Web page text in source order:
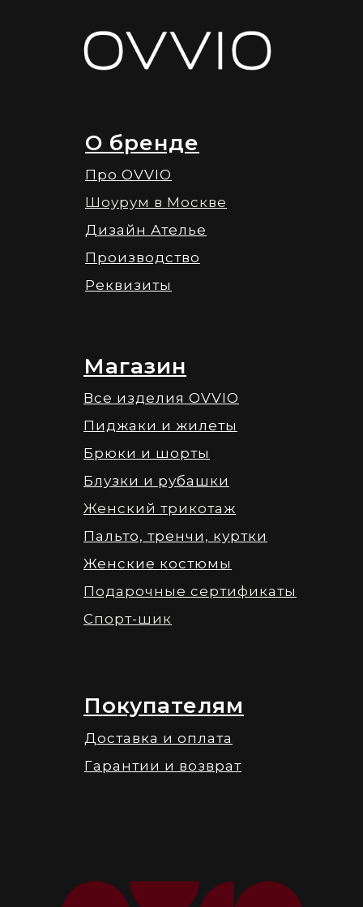
Про OVVIO
Шоурум в Москве
Дизайн Ателье
Производство
Реквизиты
О бренде
Доставка и оплата
Гарантии и возврат
Покупателям
Все изделия OVVIO
Пиджаки и жилеты
Брюки и шорты
Блузки и рубашки
Женский трикотаж
Пальто, тренчи, куртки
Женские костюмы
Подарочные сертификаты
Спорт-шик
Магазин